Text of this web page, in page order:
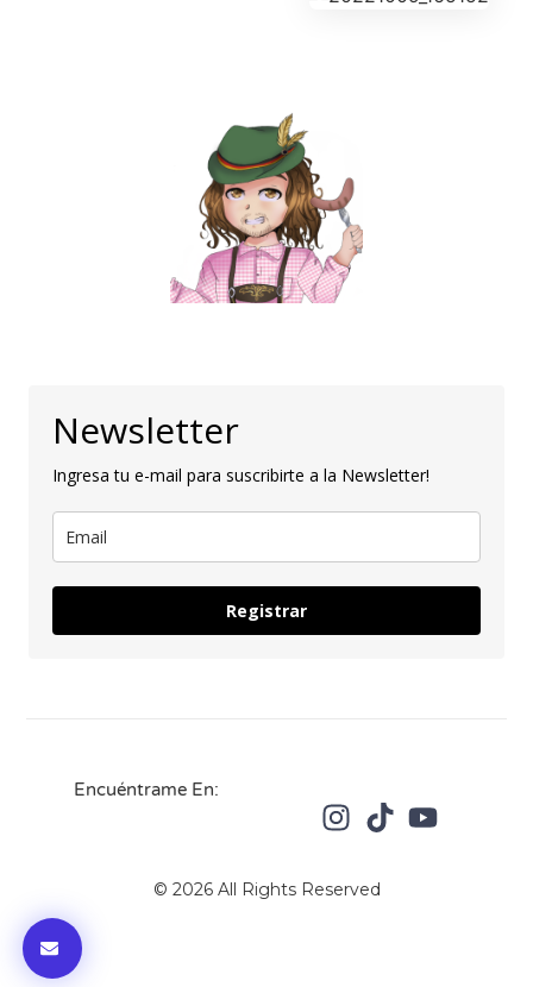
Newsletter
Ingresa tu e-mail para suscribirte a la Newsletter!
Registrar
Encuéntrame En:
© 2026 All Rights Reserved